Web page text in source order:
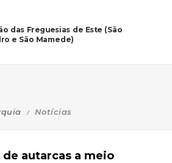
das Freguesias de Este (São
e São Mamede)
Notícias
autarcas a meio